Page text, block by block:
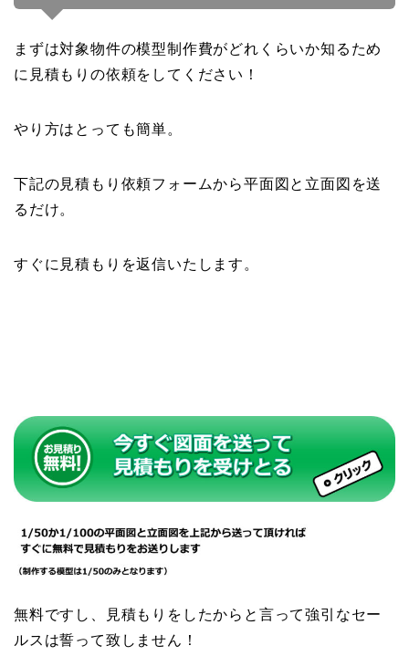
まずは対象物件の模型制作費がどれくらいか知るため
に見積もりの依頼をしてください！
やり方はとっても簡単。
下記の見積もり依頼フォームから平面図と立面図を送
るだけ。
すぐに見積もりを返信いたします。
無料ですし、見積もりをしたからと言って強引なセー
ルスは誓って致しません！